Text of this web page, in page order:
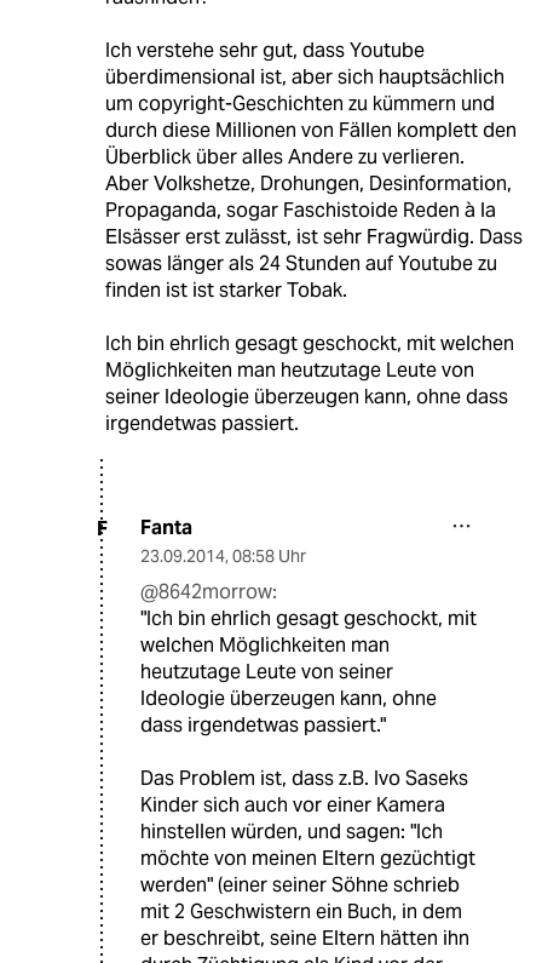
Ich verstehe sehr gut, dass Youtube
überdimensional ist, aber sich hauptsächlich
um copyright-Geschichten zu kümmern und
durch diese Millionen von Fällen komplett den
Überblick über alles Andere zu verlieren.
Aber Volkshetze, Drohungen, Desinformation,
Propaganda, sogar Faschistoide Reden à la
Elsässer erst zulässt, ist sehr Fragwürdig. Dass
sowas länger als 24 Stunden auf Youtube zu
finden ist ist starker Tobak.
Ich bin ehrlich gesagt geschockt, mit welchen
Möglichkeiten man heutzutage Leute von
seiner Ideologie überzeugen kann, ohne dass
irgendetwas passiert.
F Fanta
23.09.2014, 08:58 Uhr
@8642morrow:
"Ich bin ehrlich gesagt geschockt, mit
welchen Möglichkeiten man
heutzutage Leute von seiner
Ideologie überzeugen kann, ohne
dass irgendetwas passiert."
Das Problem ist, dass z.B. Ivo Saseks
Kinder sich auch vor einer Kamera
hinstellen würden, und sagen: "Ich
möchte von meinen Eltern gezüchtigt
werden" (einer seiner Söhne schrieb
mit 2 Geschwistern ein Buch, in dem
er beschreibt, seine Eltern hätten ihn